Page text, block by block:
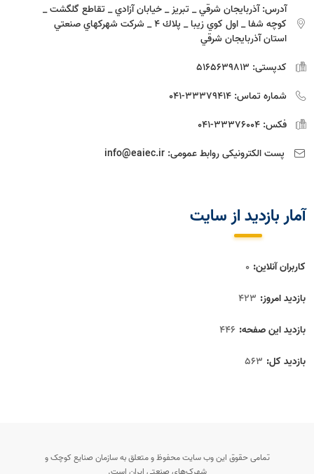
آدرس: آذربايجان شرقي _ تبريز _ خيابان آزادي _ تقاطع گلگشت _
كوچه شفا _ اول كوي زيبا _ پلاك 4 _ شركت شهركهاي صنعتي
استان آذربايجان شرقي
کدپستی: 5165639813
شماره تماس: 33379414-041
فکس: 33376004-041
پست الکترونیکی روابط عمومی: info@eaiec.ir
آمار بازديد از سايت
کاربران آنلاین: 0
بازدید امروز: 423
بازدید این صفحه: 446
بازدید‌ کل: 563
تمامی حقوق این وب سایت محفوظ و متعلق به سازمان صنایع کوچک و
شهرک‌های صنعتی ایران است.